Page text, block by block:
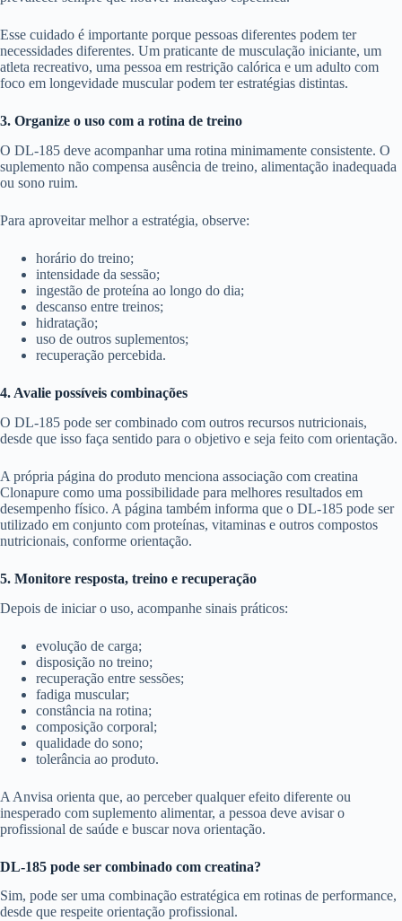
Esse cuidado é importante porque pessoas diferentes podem ter
necessidades diferentes. Um praticante de musculação iniciante, um
atleta recreativo, uma pessoa em restrição calórica e um adulto com
foco em longevidade muscular podem ter estratégias distintas.
3. Organize o uso com a rotina de treino
O DL-185 deve acompanhar uma rotina minimamente consistente. O
suplemento não compensa ausência de treino, alimentação inadequada
ou sono ruim.
Para aproveitar melhor a estratégia, observe:
horário do treino;
intensidade da sessão;
ingestão de proteína ao longo do dia;
descanso entre treinos;
hidratação;
uso de outros suplementos;
recuperação percebida.
4. Avalie possíveis combinações
O DL-185 pode ser combinado com outros recursos nutricionais,
desde que isso faça sentido para o objetivo e seja feito com orientação.
A própria página do produto menciona associação com creatina
Clonapure como uma possibilidade para melhores resultados em
desempenho físico. A página também informa que o DL-185 pode ser
utilizado em conjunto com proteínas, vitaminas e outros compostos
nutricionais, conforme orientação.
5. Monitore resposta, treino e recuperação
Depois de iniciar o uso, acompanhe sinais práticos:
evolução de carga;
disposição no treino;
recuperação entre sessões;
fadiga muscular;
constância na rotina;
composição corporal;
qualidade do sono;
tolerância ao produto.
A Anvisa orienta que, ao perceber qualquer efeito diferente ou
inesperado com suplemento alimentar, a pessoa deve avisar o
profissional de saúde e buscar nova orientação.
DL-185 pode ser combinado com creatina?
Sim, pode ser uma combinação estratégica em rotinas de performance,
desde que respeite orientação profissional.